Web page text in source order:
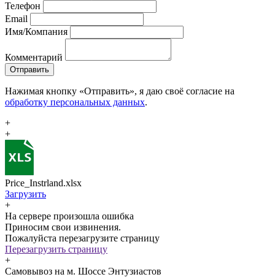
Телефон
Email
Имя/Компания
Комментарий
Отправить
Нажимая кнопку «Отправить», я даю своё согласие на
обработку персональных данных.
+
+
Price_Instrland.xlsx
Загрузить
+
На сервере произошла ошибка
Приносим свои извинения.
Пожалуйста перезагрузите страницу
Перезагрузить страницу
+
Самовывоз на м. Шоссе Энтузиастов